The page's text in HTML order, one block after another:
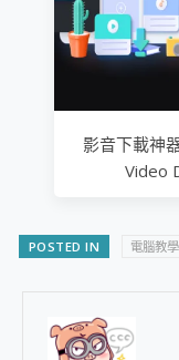
影音下載神
Video
POSTED IN 電腦教